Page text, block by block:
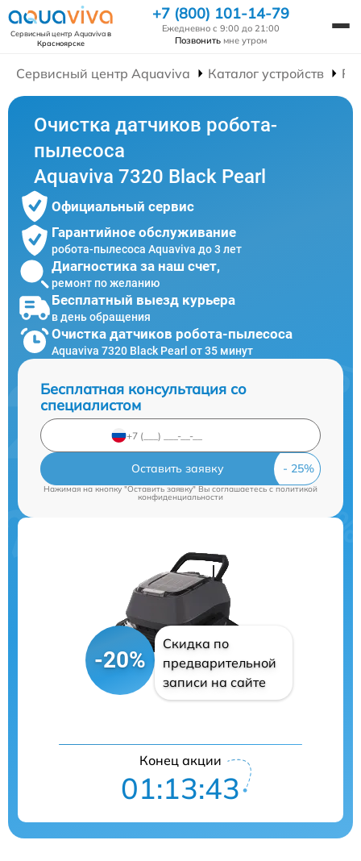
Сервисный центр Aquavivaв
Красноярске
+7 (800) 101-14-79
Ежедневно с 9:00 до 21:00
Позвонить мне утром
Сервисный центр Aquaviva Каталог устройств
Очистка датчиков робота-
пылесоса
Aquaviva 7320 Black Pearl
Официальный сервис
Гарантийное обслуживание
робота-пылесоса Aquaviva до 3 лет
Диагностика за наш счет,
ремонт по желанию
Бесплатный выезд курьера
в день обращения
Очистка датчиков робота-пылесоса
Aquaviva 7320 Black Pearl от 35 минут
Бесплатная консультация со
специалистом
Оставить заявку
Нажимая на кнопку "Оставить заявку" Вы соглашаетесь c политикой
конфиденциальности
-20%
Скидка по
предварительной
записи на сайте
Конец акции
01:13:42